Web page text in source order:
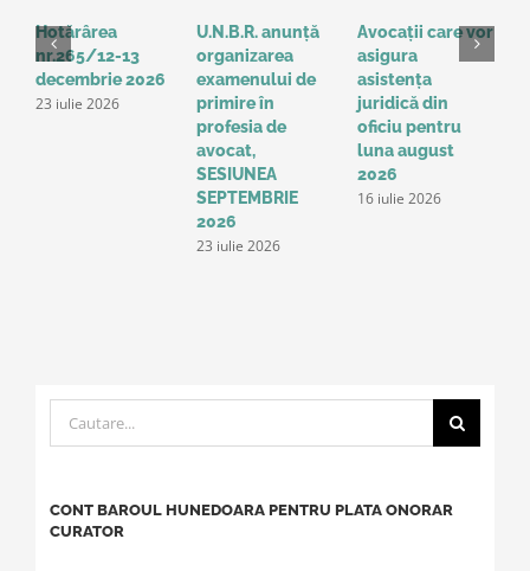
Hotărârea
nr.265/12-13
decembrie 2026
23 iulie 2026
U.N.B.R. anunță
organizarea
examenului de
primire în
profesia de
avocat,
SESIUNEA
SEPTEMBRIE
2026
23 iulie 2026
Avocații care vor
asigura
asistența
juridică din
oficiu pentru
luna august
2026
16 iulie 2026
Cautare...
CONT BAROUL HUNEDOARA PENTRU PLATA ONORAR
CURATOR